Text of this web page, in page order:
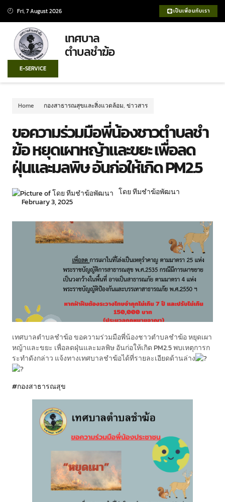
Fri, 7 August 2026 เป็นเพื่อนกับเรา
เทศบาล
ตำบลชำฆ้อ
E-SERVICE
Home กองสาธารณสุขและสิ่งแวดล้อม, ข่าวสาร
ขอความร่วมมือพี่น้องชาวตำบลชำ
ฆ้อ หยุดเผาหญ้าและขยะ เพื่อลด
ฝุ่นและมลพิษ อันก่อให้เกิด PM2.5
โดย ทีมชำฆ้อพัฒนา
February 3, 2025
เทศบาลตำบลชำฆ้อ ขอความร่วมมือพี่น้องชาวตำบลชำฆ้อ หยุดเผา
หญ้าและขยะ เพื่อลดฝุ่นและมลพิษ อันก่อให้เกิด PM2.5 พบเหตุการก
ระทำดังกล่าว แจ้งทางเทศบาลชำฆ้อได้ที่รายละเอียดด้านล่าง
#กองสาธารณสุข